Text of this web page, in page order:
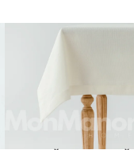
Față de masă Uniton